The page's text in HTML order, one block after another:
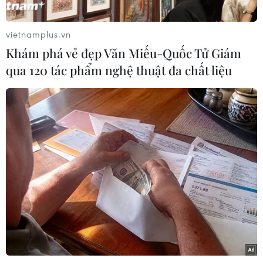
ra lốc xoáy và gió giật mạnh cấp 7-8, đề phòng
độ cao sóng có lúc tăng lên trên 2m.
Toàn bộ tàu thuyền hoạt động trên các khu vực
trên đều có nguy cơ cao chịu tác động của lốc
xoáy, gió giật mạnh và sóng lớn.
Ngoài ra, tính đến 13 giờ ngày 15/8, các tỉnh
Lạng Sơn và Bắc Giang đã có mưa vừa, mưa to
như Tân Sơn (Bắc Giang) 50,6mm; Cấm Sơn
(Lạng Sơn) 38,6mm... Mô hình độ ẩm đất cho
thấy một số khu vực thuộc các tỉnh trên đã gần
bão hòa (trên 85%) hoặc đạt trạng thái bão hòa.
Trong khoảng từ 16-19 giờ ngày 15/8, các tỉnh
trên tiếp tục có mưa với lượng mưa tích lũy phổ
biến từ 10-30mm, có nơi trên 70mm. Trên các
sông, suối và sườn dốc tại các tỉnh trên nguy cơ
vietnamplus.vn
Khám phá vẻ đẹp Văn Miếu-Quốc Tử Giám
qua 120 tác phẩm nghệ thuật đa chất liệu